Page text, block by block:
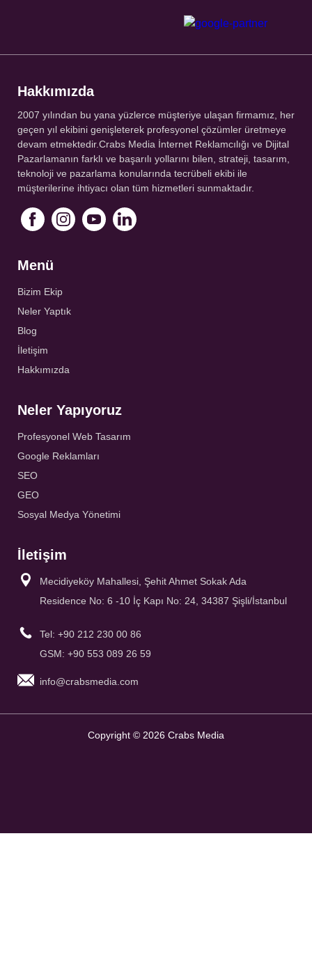
Hakkımızda
2007 yılından bu yana yüzlerce müşteriye ulaşan firmamız, her
geçen yıl ekibini genişleterek profesyonel çözümler üretmeye
devam etmektedir.Crabs Media İnternet Reklamcılığı ve Dijital
Pazarlamanın farklı ve başarılı yollarını bilen, strateji, tasarım,
teknoloji ve pazarlama konularında tecrübeli ekibi ile
müşterilerine ihtiyacı olan tüm hizmetleri sunmaktadır.
Menü
Bizim Ekip
Neler Yaptık
Blog
İletişim
Hakkımızda
Neler Yapıyoruz
Profesyonel Web Tasarım
Google Reklamları
SEO
GEO
Sosyal Medya Yönetimi
İletişim
Mecidiyeköy Mahallesi, Şehit Ahmet Sokak Ada
Residence No: 6 -10 İç Kapı No: 24, 34387 Şişli/İstanbul
Tel: +90 212 230 00 86
GSM: +90 553 089 26 59
info@crabsmedia.com
Copyright © 2026 Crabs Media